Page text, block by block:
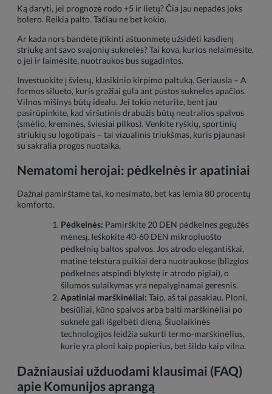
Ką daryti, jei prognozė rodo +5 ir lietų? Čia jau nepadės joks
bolero. Reikia palto. Tačiau ne bet kokio.
Ar kada nors bandėte įtikinti aštuonmetę užsidėti kasdienį
striukę ant savo svajonių suknelės? Tai kova, kurios nelaimėsite,
o jei ir laimėsite, nuotraukos bus sugadintos.
Investuokite į šviesų, klasikinio kirpimo paltuką. Geriausia – A
formos silueto, kuris gražiai gula ant pūstos suknelės apačios.
Vilnos mišinys būtų idealu. Jei tokio neturite, bent jau
pasirūpinkite, kad viršutinis drabužis būtų neutralios spalvos
(smėlio, kreminės, šviesiai pilkos). Venkite ryškių, sportinių
striukių su logotipais – tai vizualinis triukšmas, kuris pjaunasi
su sakralia progos nuotaika.
Nematomi herojai: pėdkelnės ir apatiniai
Dažnai pamirštame tai, ko nesimato, bet kas lemia 80 procentų
komforto.
Pėdkelnės: Pamirškite 20 DEN pėdkelnes gegužės
mėnesį. Ieškokite 40-60 DEN mikropluošto
pėdkelnių baltos spalvos. Jos atrodo elegantiškai,
matinė tekstūra puikiai dera nuotraukose (blizgios
pėdkelnės atspindi blykstę ir atrodo pigiai), o
šilumos sulaikymas yra nepalyginamai geresnis.
Apatiniai marškinėliai: Taip, aš tai pasakiau. Ploni,
besiūliai, kūno spalvos arba balti marškinėliai po
suknele gali išgelbėti dieną. Šiuolaikinės
technologijos leidžia sukurti termo-marškinėlius,
kurie yra ploni kaip popierius, bet šildo kaip vilna.
Dažniausiai užduodami klausimai (FAQ)
apie Komunijos aprangą